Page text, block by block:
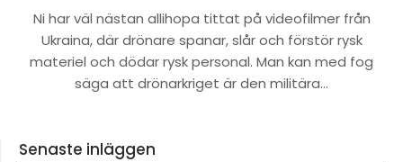
Ni har väl nästan allihopa tittat på videofilmer från
Ukraina, där drönare spanar, slår och förstör rysk
materiel och dödar rysk personal. Man kan med fog
säga att drönarkriget är den militära…
Senaste inläggen